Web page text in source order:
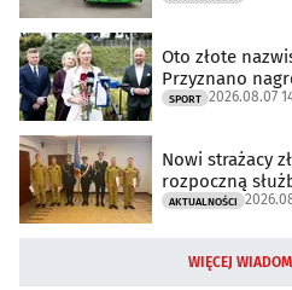
Oto złote
Przyznano
SPORT 2026.08.07
Nowi strażacy
rozpoczną
AKTUALNOŚCI
WIĘCEJ